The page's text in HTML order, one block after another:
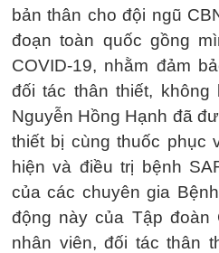
bản thân cho đội ngũ
đoạn toàn quốc gồng
COVID-19, nhằm đảm
đối tác thân thiết,
Nguyễn Hồng Hạnh đã
thiết bị cùng thuốc phục
hiện và điều trị bệnh
của các chuyên gia
động này của Tập
nhân viên, đối tác thân